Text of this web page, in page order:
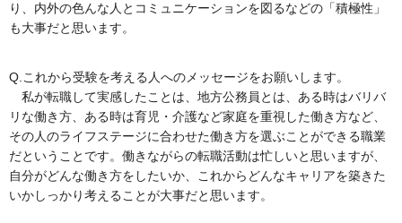
り、内外の色んな人とコミュニケーションを図るなどの「積極性」
も大事だと思います。
Q.これから受験を考える人へのメッセージをお願いします。
私が転職して実感したことは、地方公務員とは、ある時はバリバ
リな働き方、ある時は育児・介護など家庭を重視した働き方など、
その人のライフステージに合わせた働き方を選ぶことができる職業
だということです。働きながらの転職活動は忙しいと思いますが、
自分がどんな働き方をしたいか、これからどんなキャリアを築きた
いかしっかり考えることが大事だと思います。